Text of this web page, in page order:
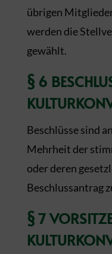
übrigen
werden die
gewählt.
§ 6
Beschlüsse sind
Mehrheit der
oder deren
Beschlussantrag
§ 7